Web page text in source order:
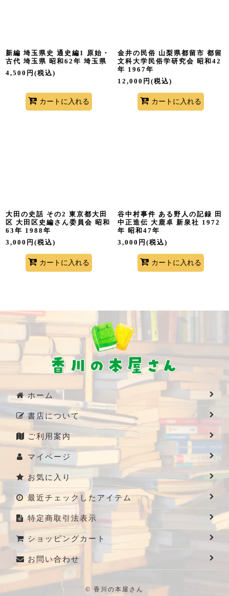
新編 埼玉県史 通史編1 原始・
古代 埼玉県 昭和62年 埼玉県
4,500 円 (税込)
カートに入れる
金井の民俗 山梨県都留市 都留
文科大学民俗学研究会 昭和42
年 1967年
12,000 円 (税込)
カートに入れる
大田の史話 その2 東京都大田
区 大田区史編さん委員会 昭和
63年 1988年
3,000 円 (税込)
カートに入れる
谷中村事件 ある野人の記録 田
中正造伝 大鹿卓 新泉社 1972
年 昭和47年
3,000 円 (税込)
カートに入れる
ホーム
書店について
ご利用案内
マイページ
お気に入り
最近チェックしたアイテム
特定商取引法表示
ショッピングカート
お問い合わせ
© 香川の本屋さん